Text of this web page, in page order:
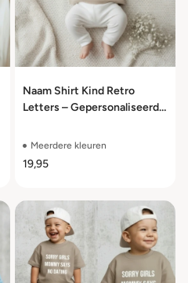
Naam Shirt Kind Retro
Letters – Gepersonaliseerd
104
Meerdere kleuren
19,95